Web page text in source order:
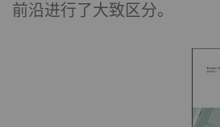
前沿进行了大致区分。